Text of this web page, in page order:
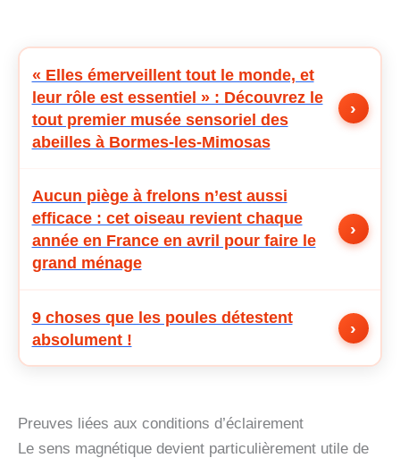
« Elles émerveillent tout le monde, et
leur rôle est essentiel » : Découvrez le
tout premier musée sensoriel des
abeilles à Bormes-les-Mimosas
›
Aucun piège à frelons n’est aussi
efficace : cet oiseau revient chaque
année en France en avril pour faire le
grand ménage
›
9 choses que les poules détestent
absolument !
›
Preuves liées aux conditions d’éclairement
Le sens magnétique devient particulièrement utile de